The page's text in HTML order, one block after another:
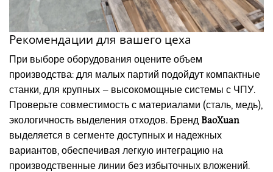
Рекомендации для вашего цеха
При выборе оборудования оцените объем
производства: для малых партий подойдут компактные
станки, для крупных – высокомощные системы с ЧПУ.
Проверьте совместимость с материалами (сталь, медь),
экологичность выделения отходов. Бренд BaoXuan
выделяется в сегменте доступных и надежных
вариантов, обеспечивая легкую интеграцию на
производственные линии без избыточных вложений.